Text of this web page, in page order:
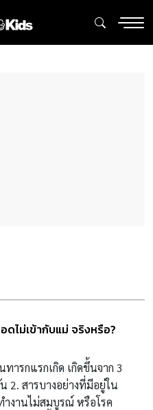
ดไม่เข้ากับแม่ จริงหรือ?
ารกแรกเกิด เกิดขึ้นจาก 3
2. สารบางอย่างที่มีอยู่ใน
งานไม่สมบูรณ์ หรือโรค